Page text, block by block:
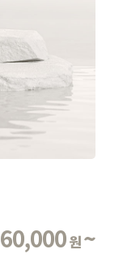
60,000원~